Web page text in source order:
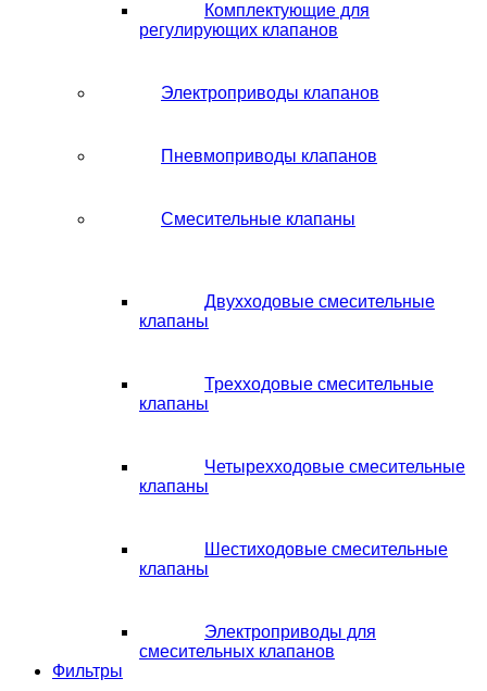
Комплектующие для
регулирующих клапанов
Электроприводы клапанов
Пневмоприводы клапанов
Смесительные клапаны
Двухходовые смесительные
клапаны
Трехходовые смесительные
клапаны
Четырехходовые смесительные
клапаны
Шестиходовые смесительные
клапаны
Электроприводы для
смесительных клапанов
Фильтры